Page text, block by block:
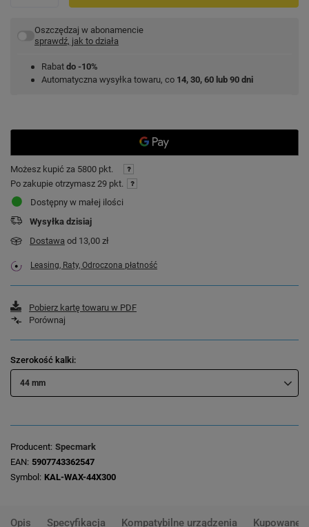
Oszczędzaj w abonamencie
sprawdź, jak to działa
Rabat do -10%
Automatyczna wysyłka towaru, co 14, 30, 60 lub 90 dni
Możesz kupić za 5800 pkt.
Po zakupie otrzymasz 29 pkt.
Dostępny w małej ilości
Wysyłka dzisiaj
Dostawa od 13,00 zł
Leasing, Raty, Odroczona płatność
Pobierz kartę towaru w PDF
Porównaj
Szerokość kalki
44 mm
Producent Specmark
EAN 5907743362547
Symbol KAL-WAX-44X300
Opis Specyfikacja Kompatybilne urządzenia Kupowane